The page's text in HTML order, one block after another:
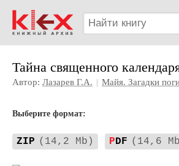
Тайна священного
Автор: Лазарев Г.А. | Майя. Загадки
Выберите формат:
ZIP (14,2 Mb) PDF (14,6